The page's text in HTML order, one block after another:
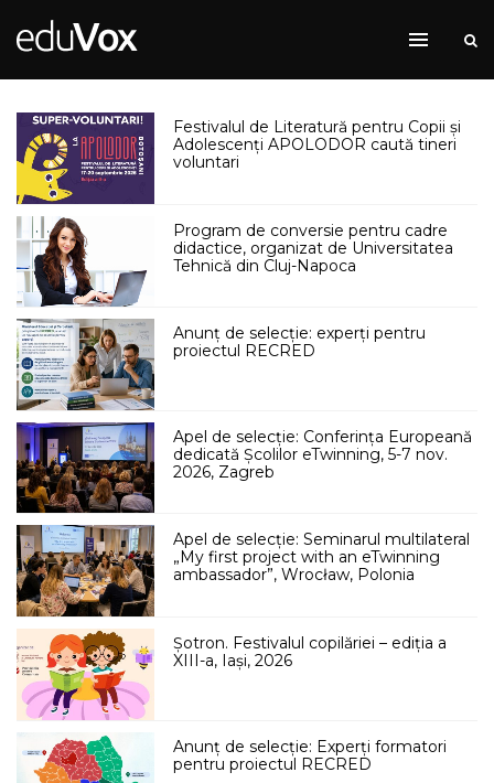
Festivalul de Literatură pentru Copii și
Adolescenți APOLODOR caută tineri
voluntari
Program de conversie pentru cadre
didactice, organizat de Universitatea
Tehnică din Cluj-Napoca
Anunț de selecție: experți pentru
proiectul RECRED
Apel de selecție: Conferința Europeană
dedicată Școlilor eTwinning, 5-7 nov.
2026, Zagreb
Apel de selecție: Seminarul multilateral
„My first project with an eTwinning
ambassador”, Wrocław, Polonia
Șotron. Festivalul copilăriei – ediția a
XIII-a, Iași, 2026
Anunț de selecție: Experți formatori
pentru proiectul RECRED